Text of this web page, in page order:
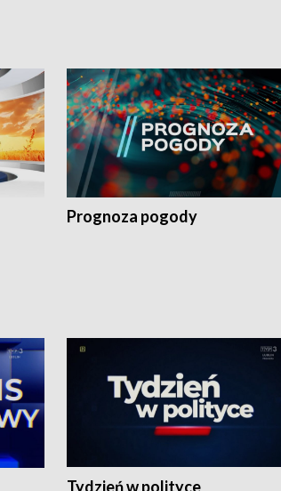
Prognoza pogody
Tydzień w polityce